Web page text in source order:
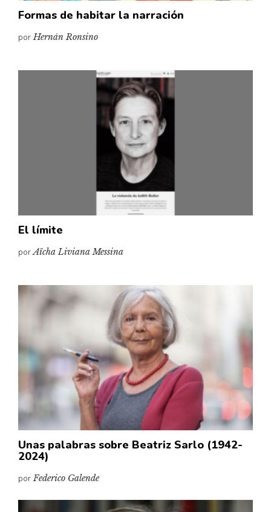
Formas de habitar la narración
porHernán Ronsino
El límite
porAïcha Liviana Messina
Unas palabras sobre Beatriz Sarlo (1942-
2024)
porFederico Galende